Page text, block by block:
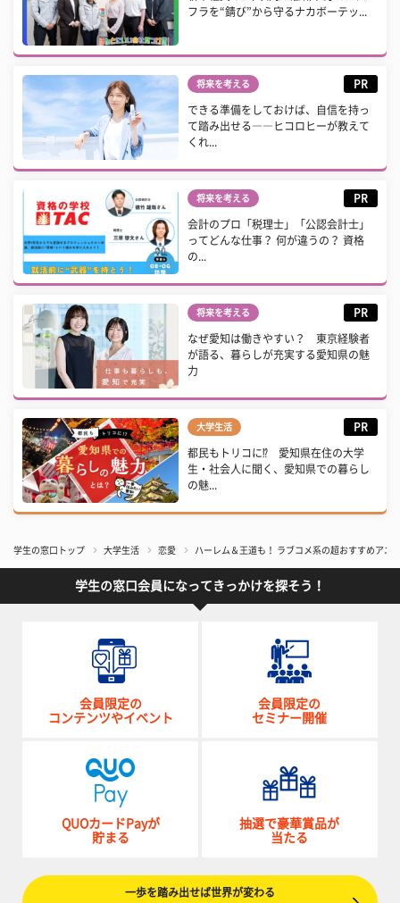
フラを“錆び”から守るナカボーテッ...
将来を考える PR
できる準備をしておけば、自信を持っ
て踏み出せる――ヒコロヒーが教えて
くれ...
将来を考える PR
会計のプロ「税理士」「公認会計士」
ってどんな仕事？ 何が違うの？ 資格
の...
将来を考える PR
なぜ愛知は働きやすい？ 東京経験者
が語る、暮らしが充実する愛知県の魅
力
大学生活 PR
都民もトリコに⁉ 愛知県在住の大学
生・社会人に聞く、愛知県での暮らし
の魅...
学生の窓口トップ 大学生活 恋愛 ハーレム＆王道も！ ラブコメ系の超おすすめアニ
学生の窓口会員になってきっかけを探そう！
会員限定の
コンテンツやイベント
会員限定の
セミナー開催
QUOカードPayが
貯まる
抽選で豪華賞品が
当たる
一歩を踏み出せば世界が変わる